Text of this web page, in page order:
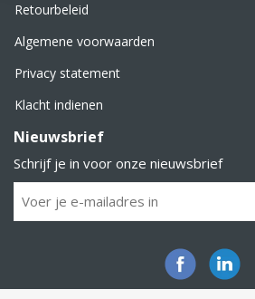
Retourbeleid
Algemene voorwaarden
Privacy statement
Klacht indienen
Nieuwsbrief
Schrijf je in voor onze nieuwsbrief